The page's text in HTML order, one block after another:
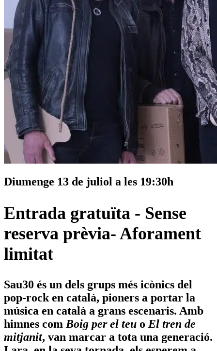
Diumenge 13 de juliol a les 19:30h
Entrada gratuïta - Sense
reserva prèvia- Aforament
limitat
Sau30 és un dels grups més icònics del
pop-rock en català, pioners a portar la
música en català a grans escenaris. Amb
himnes comBoig per el teu o El tren de
mitjanit, van marcar a tota una generació.